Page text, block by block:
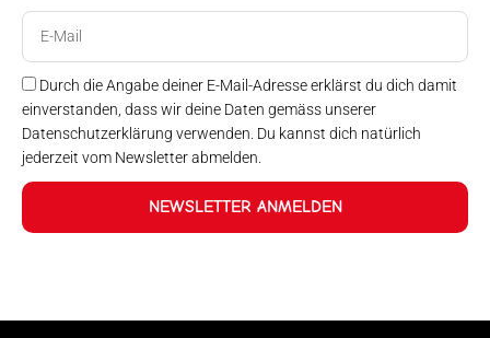
Durch die Angabe deiner E-Mail-Adresse erklärst du dich damit
einverstanden, dass wir deine Daten gemäss unserer
Datenschutzerklärung verwenden. Du kannst dich natürlich
jederzeit vom Newsletter abmelden.
NEWSLETTER ANMELDEN